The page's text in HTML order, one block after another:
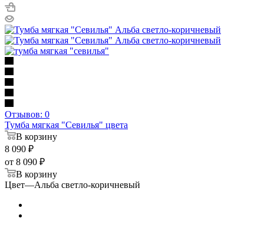
Отзывов: 0
Тумба мягкая "Севилья" цвета
В корзину
8 090 ₽
от 8 090 ₽
В корзину
Цвет—Альба светло-коричневый